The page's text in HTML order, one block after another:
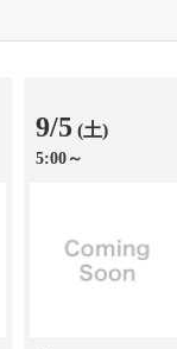
9/5 (土)
5:00～